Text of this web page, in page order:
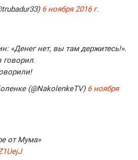
6 ноября 2016 г.
«Денег нет, вы там держитесь!».
говорил.
(@NakolenkeTV) 6 ноября
от Мума»